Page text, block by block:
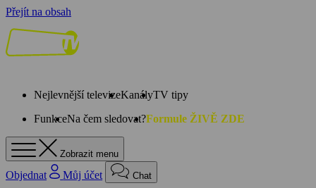
Přejít na obsah
Nejlevnější televizeKanályTV tipy
FunkceNa čem sledovat?Formule ŽIVĚ ZDE
Zobrazit menu
Objednat Můj účet Chat